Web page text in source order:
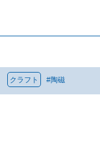
クラフト #陶磁